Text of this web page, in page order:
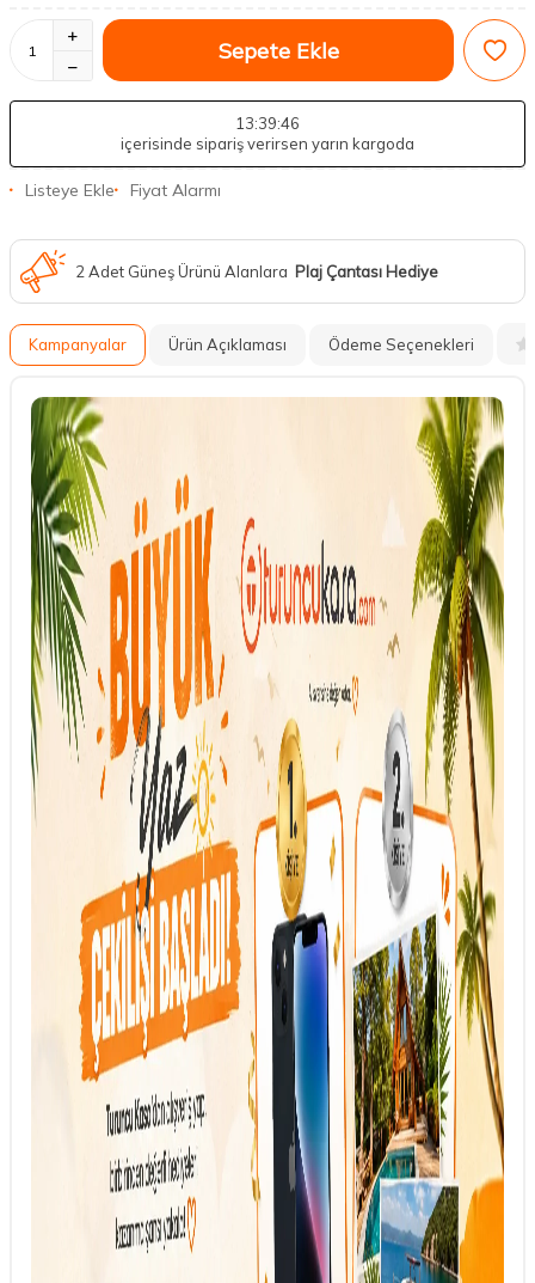
Sepete Ekle
13:39:45
içerisinde sipariş verirsen yarın kargoda
Listeye Ekle Fiyat Alarmı
2 Adet Güneş Ürünü Alanlara Plaj Çantası Hediye
Kampanyalar Ürün Açıklaması Ödeme Seçenekleri